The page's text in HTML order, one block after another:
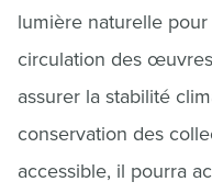
lumière naturelle
circulation des
assurer la stabilité
conservation des
accessible, il pourra